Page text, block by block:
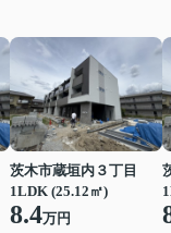
茨木市蔵垣内３丁目
1LDK (25.12㎡)
8.4万円